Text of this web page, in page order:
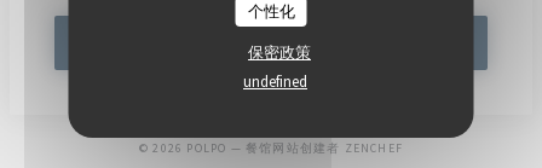
个性化
保密政策
undefined
订阅
© 2026 POLPO — 餐馆网站创建者 ZENCHEF